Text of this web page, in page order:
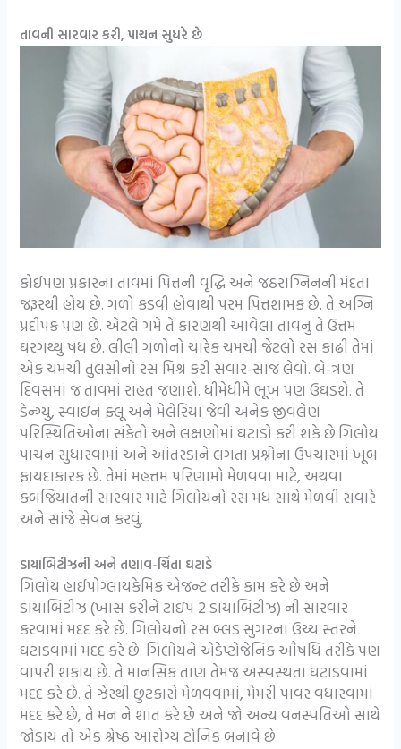
તાવની સારવાર કરી, પાચન સુધરે છે
કોઈપણ પ્રકારના તાવમાં પિત્તની વૃદ્ધિ અને જઠરાગ્નિનની મંદતા
જરૂરથી હોય છે. ગળો કડવી હોવાથી પરમ પિત્તશામક છે. તે અગ્નિ
પ્રદીપક પણ છે. એટલે ગમે તે કારણથી આવેલા તાવનું તે ઉત્તમ
ઘરગથ્થુ ષધ છે. લીલી ગળોનો ચારેક ચમચી જેટલો રસ કાઢી તેમાં
એક ચમચી તુલસીનો રસ મિશ્ર કરી સવાર-સાંજ લેવો. બે-ત્રણ
દિવસમાં જ તાવમાં રાહત જણાશે. ધીમેધીમે ભૂખ પણ ઉઘડશે. તે
ડેન્ગ્યુ, સ્વાઇન ફ્લૂ અને મેલેરિયા જેવી અનેક જીવલેણ
પરિસ્થિતિઓના સંકેતો અને લક્ષણોમાં ઘટાડો કરી શકે છે.ગિલોય
પાચન સુધારવામાં અને આંતરડાને લગતા પ્રશ્નોના ઉપચારમાં ખૂબ
ફાયદાકારક છે. તેમાં મહત્તમ પરિણામો મેળવવા માટે, અથવા
કબજિયાતની સારવાર માટે ગિલોયનો રસ મધ સાથે મેળવી સવારે
અને સાંજે સેવન કરવું.
ડાયાબિટીઝની અને તણાવ-ચિંતા ઘટાડે
ગિલોય હાઈપોગ્લાયકેમિક એજન્ટ તરીકે કામ કરે છે અને
ડાયાબિટીઝ (ખાસ કરીને ટાઇપ 2 ડાયાબિટીઝ) ની સારવાર
કરવામાં મદદ કરે છે. ગિલોયનો રસ બ્લડ સુગરના ઉચ્ચ સ્તરને
ઘટાડવામાં મદદ કરે છે. ગિલોયને એડેપ્ટોજેનિક ઔષધિ તરીકે પણ
વાપરી શકાય છે. તે માનસિક તાણ તેમજ અસ્વસ્થતા ઘટાડવામાં
મદદ કરે છે. તે ઝેરથી છુટકારો મેળવવામાં, મેમરી પાવર વધારવામાં
મદદ કરે છે, તે મન ને શાંત કરે છે અને જો અન્ય વનસ્પતિઓ સાથે
જોડાય તો એક શ્રેષ્ઠ આરોગ્ય ટોનિક બનાવે છે.